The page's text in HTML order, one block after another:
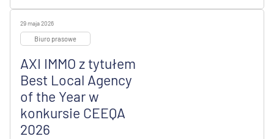
29 maja 2026
Biuro prasowe
AXI IMMO z tytułem
Best Local Agency
of the Year w
konkursie CEEQA
2026